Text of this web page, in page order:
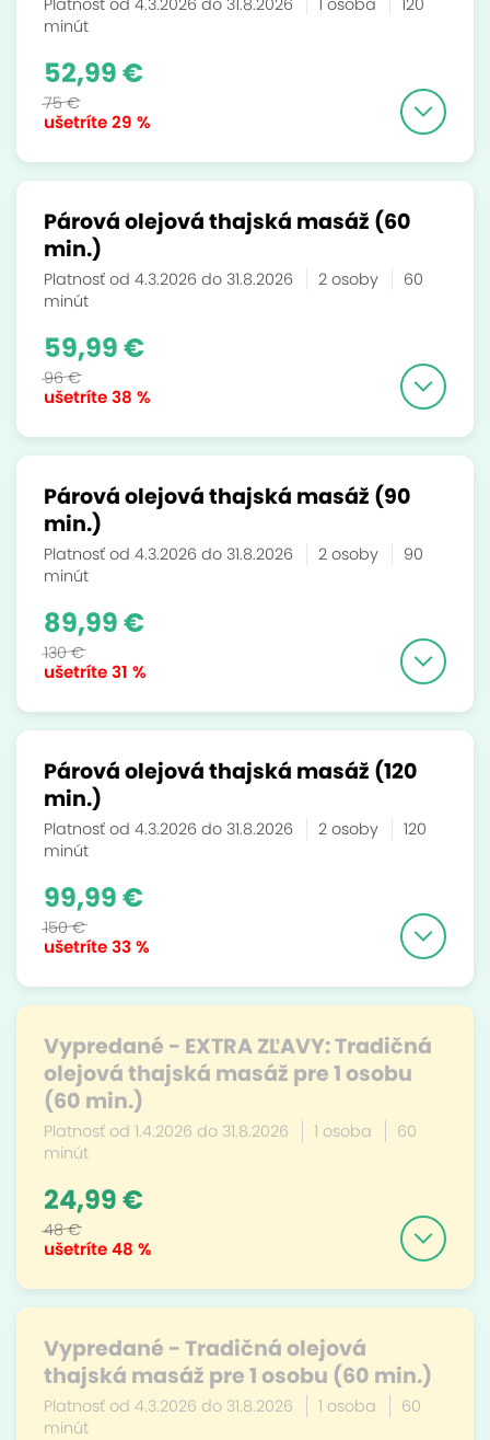
Platnosť od 4.3.2026 do 31.8.2026 1 osoba
120
minút
ušetríte29 %
52,99 €
75 €
Párová olejová thajská masáž (60
min.)
Platnosť od 4.3.2026 do 31.8.2026 2 osoby
60
minút
ušetríte38 %
59,99 €
96 €
Párová olejová thajská masáž (90
min.)
Platnosť od 4.3.2026 do 31.8.2026 2 osoby
90
minút
ušetríte31 %
89,99 €
130 €
Párová olejová thajská masáž (120
min.)
Platnosť od 4.3.2026 do 31.8.2026 2 osoby
120
minút
ušetríte33 %
99,99 €
150 €
Vypredané - EXTRA ZĽAVY: Tradičná
olejová thajská masáž pre 1 osobu
(60 min.)
Platnosť od 1.4.2026 do 31.8.2026 1 osoba
60
minút
ušetríte48 %
24,99 €
48 €
Vypredané - Tradičná olejová
thajská masáž pre 1 osobu (60 min.)
Platnosť od 4.3.2026 do 31.8.2026 1 osoba
60
minút